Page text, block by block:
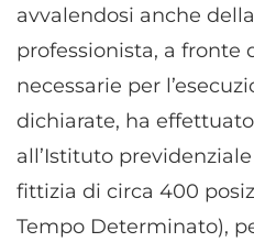
avvalendosi anche
professionista, a fronte
necessarie per
dichiarate, ha
all’Istituto
fittizia di circa 400
Tempo Determinato),